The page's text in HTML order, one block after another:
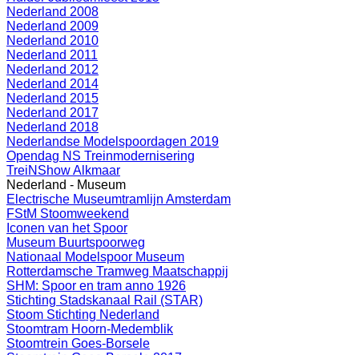
Nederland 2008
Nederland 2009
Nederland 2010
Nederland 2011
Nederland 2012
Nederland 2014
Nederland 2015
Nederland 2017
Nederland 2018
Nederlandse Modelspoordagen 2019
Opendag NS Treinmodernisering
TreiNShow Alkmaar
Nederland - Museum
Electrische Museumtramlijn Amsterdam
FStM Stoomweekend
Iconen van het Spoor
Museum Buurtspoorweg
Nationaal Modelspoor Museum
Rotterdamsche Tramweg Maatschappij
SHM: Spoor en tram anno 1926
Stichting Stadskanaal Rail (STAR)
Stoom Stichting Nederland
Stoomtram Hoorn-Medemblik
Stoomtrein Goes-Borsele